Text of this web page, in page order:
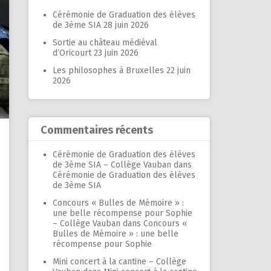
Cérémonie de Graduation des élèves
de 3ème SIA 28 juin 2026
Sortie au château médiéval
d’Oricourt 23 juin 2026
Les philosophes à Bruxelles 22 juin
2026
Commentaires récents
Cérémonie de Graduation des élèves
de 3ème SIA – Collège Vauban dans
Cérémonie de Graduation des élèves
de 3ème SIA
Concours « Bulles de Mémoire » :
une belle récompense pour Sophie
– Collège Vauban dans Concours «
Bulles de Mémoire » : une belle
récompense pour Sophie
Mini concert à la cantine – Collège